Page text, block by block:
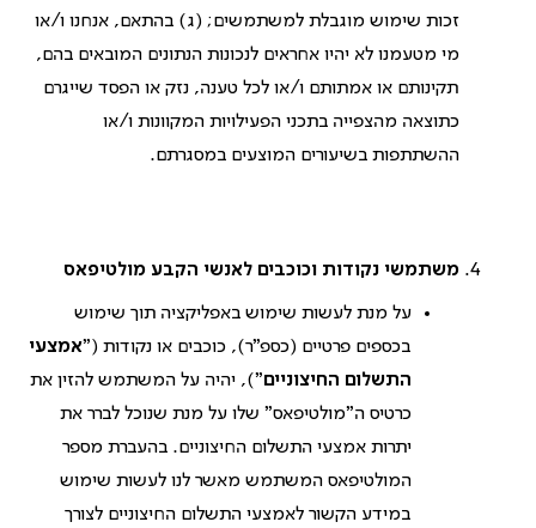
זכות שימוש מוגבלת למשתמשים; (ג) בהתאם, אנחנו ו/או
מי מטעמנו לא יהיו אחראים לנכונות הנתונים המובאים בהם,
תקינותם או אמתותם ו/או לכל טענה, נזק או הפסד שייגרם
כתוצאה מהצפייה בתכני הפעילויות המקוונות ו/או
ההשתתפות בשיעורים המוצעים במסגרתם.
משתמשי נקודות וכוכבים לאנשי הקבע מולטיפאס
על מנת לעשות שימוש באפליקציה תוך שימוש
בכספים פרטיים (כספ"ר), כוכבים או נקודות ("אמצעי
התשלום החיצוניים"), יהיה על המשתמש להזין את
כרטיס ה"מולטיפאס" שלו על מנת שנוכל לברר את
יתרות אמצעי התשלום החיצוניים. בהעברת מספר
המולטיפאס המשתמש מאשר לנו לעשות שימוש
במידע הקשור לאמצעי התשלום החיצוניים לצורך